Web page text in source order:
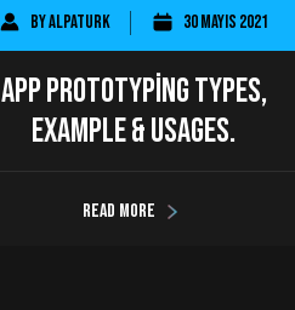
ByAlpaTurk 30 Mayıs 2021
App Prototyping Types,
Example & Usages.
Read more